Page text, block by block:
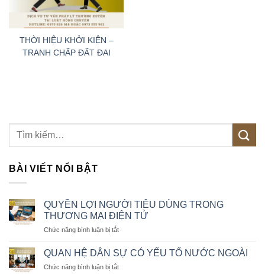
THỜI HIỆU KHỞI KIỆN –
TRANH CHẤP ĐẤT ĐAI
BÀI VIẾT NỔI BẬT
QUYỀN LỢI NGƯỜI TIÊU DÙNG TRONG
THƯƠNG MẠI ĐIỆN TỬ
Chức năng bình luận bị tắtở
LỢI
NGƯỜI
TIÊU
QUAN HỆ DÂN SỰ CÓ YẾU TỐ NƯỚC NGOÀI
Chức năng bình luận bị tắtở